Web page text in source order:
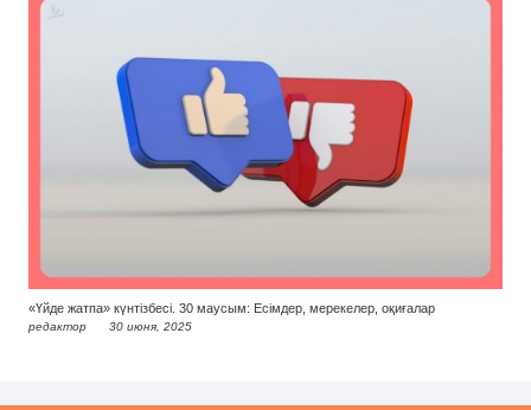
«Үйде жатпа» күнтізбесі. 30 маусым: Есімдер, мерекелер, оқиғалар
редактор 30 июня, 2025